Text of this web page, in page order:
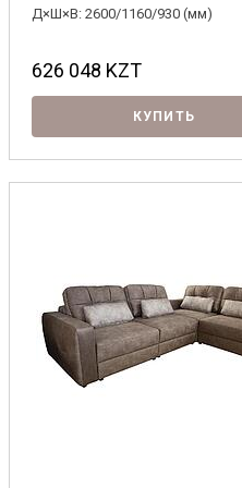
Д×Ш×В: 2600/1160/930 (мм)
626 048 KZT
КУПИТЬ